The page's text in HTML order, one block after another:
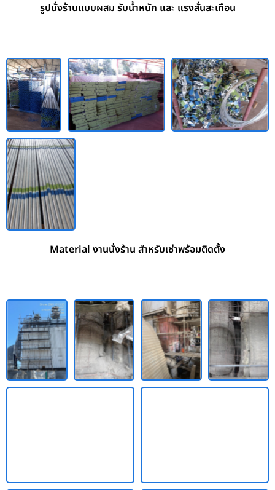
รูปนั่งร้านแบบผสม รับน้ำหนัก และ แรงสั่นสะเทือน
Material งานนั่งร้าน สำหรับเช่าพร้อมติดตั้ง